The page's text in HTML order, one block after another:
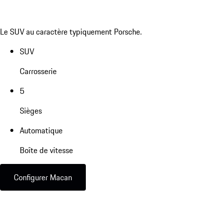
Le SUV au caractère typiquement Porsche.
SUV
Carrosserie
5
Sièges
Automatique
Boîte de vitesse
Configurer Macan